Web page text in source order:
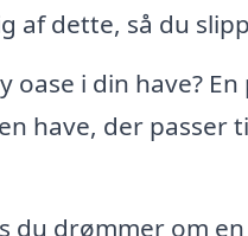
af dette, så du
oase i din have?
have, der passer
du drømmer om